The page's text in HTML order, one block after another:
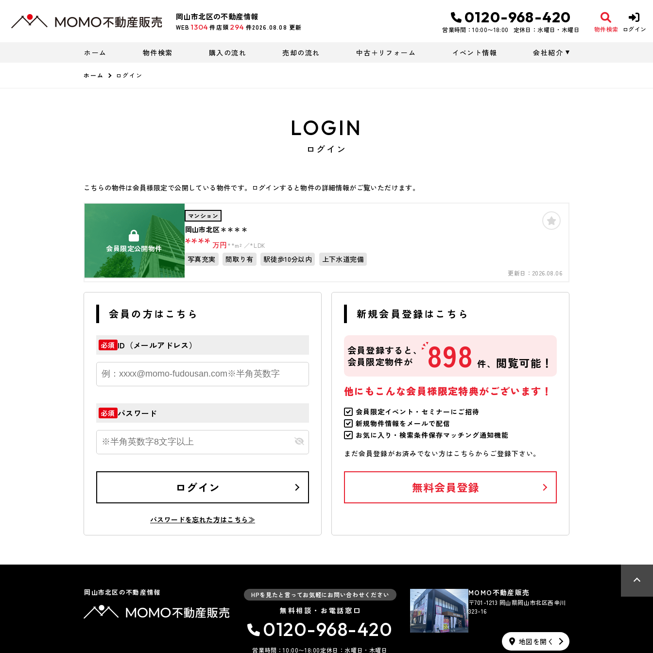
岡山市北区の不動産情報
WEB 1304 件店頭 294 件2026.08.08 更新
0120-968-420
営業時間：10:00〜18:00 定休日：水曜日・木曜日 物件検索 ログイン
ホーム 物件検索 購入の流れ 売却の流れ 中古＋リフォーム イベント情報 会社紹介
ホーム ログイン
LOGIN
ログイン
こちらの物件は会員様限定で公開している物件です。ログインすると物件の詳細情報がご覧いただけます。
会員限定公開物件
マンション
岡山市北区＊＊＊＊
**** 万円**m² *LDK
写真充実 間取り有 駅徒歩10分以内 上下水道完備
更新日： 2026.08.06
会員の方はこちら
必須 ID（メールアドレス）
必須 パスワード
ログイン
パスワードを忘れた方はこちら≫
新規会員登録はこちら
会員登録すると、
会員限定物件が
898 件、 閲覧可能！
他にもこんな会員様限定特典がございます！
会員限定イベント・セミナーにご招待
新規物件情報をメールで配信
お気に入り・検索条件保存マッチング通知機能
まだ会員登録がお済みでない方はこちらからご登録下さい。
無料会員登録
岡山市北区の不動産情報 HPを見たと言ってお気軽にお問い合わせください
無料相談・お電話窓口
0120-968-420
営業時間：10:00〜18:00定休日：水曜日・木曜日
MOMO不動産販売
〒701-1213 岡山県岡山市北区西辛川
323-16
地図を開く